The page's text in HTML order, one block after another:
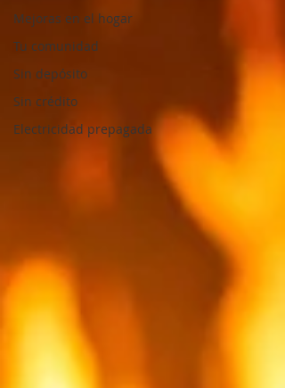
Mejoras en el hogar
Tu comunidad
Sin depósito
Sin crédito
Electricidad prepagada